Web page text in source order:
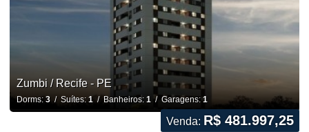
Zumbi / Recife - PE
Dorms:3/ Suítes:1/ Banheiros: 1/ Garagens:1
Venda: R$ 481.997,25